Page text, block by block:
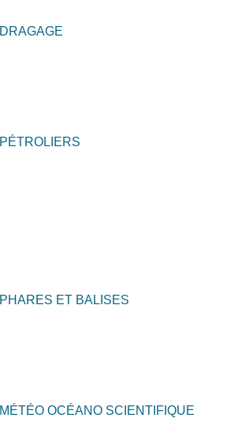
DRAGAGE
PÉTROLIERS
PHARES ET BALISES
MÉTÉO OCÉANO SCIENTIFIQUE